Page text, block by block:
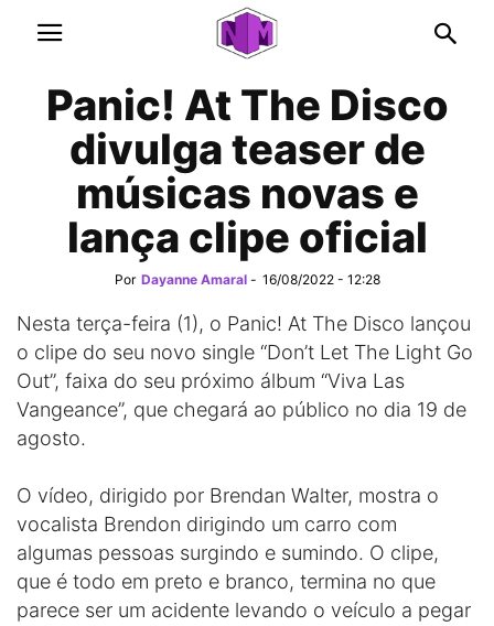
Panic! At The Disco
divulga teaser de
músicas novas e
lança clipe oficial
Por Dayanne Amaral - 16/08/2022 - 12:28
Nesta terça-feira (1), o Panic! At The Disco lançou
o clipe do seu novo single “Don’t Let The Light Go
Out”, faixa do seu próximo álbum “Viva Las
Vangeance”, que chegará ao público no dia 19 de
agosto.
O vídeo, dirigido por Brendan Walter, mostra o
vocalista Brendon dirigindo um carro com
algumas pessoas surgindo e sumindo. O clipe,
que é todo em preto e branco, termina no que
parece ser um acidente levando o veículo a pegar